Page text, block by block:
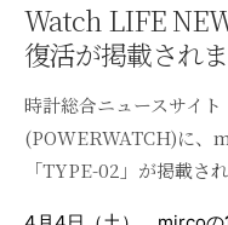
Watch LIFE
復活が掲載され
時計総合ニュースサイ
(POWERWATCH)に、
「TYPE-02」が掲載さ